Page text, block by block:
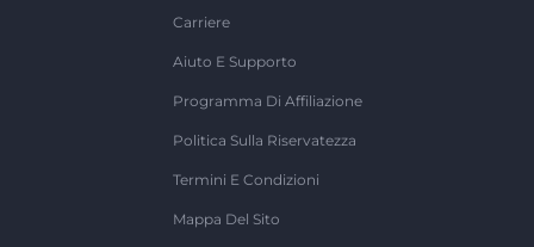
Carriere
Aiuto E Supporto
Programma Di Affiliazione
Politica Sulla Riservatezza
Termini E Condizioni
Mappa Del Sito